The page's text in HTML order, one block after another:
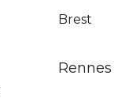
Brest
Rennes